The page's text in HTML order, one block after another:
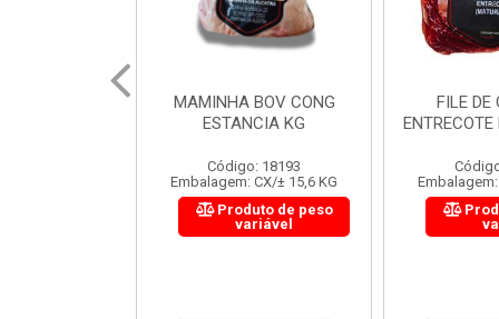
FILE DE COSTELA
ENTRECOTE ESTANCIA KG
Código: 18299
Embalagem: CX/± 14,4 KG
Produto de peso
variável
CUPIM
Embalagem: